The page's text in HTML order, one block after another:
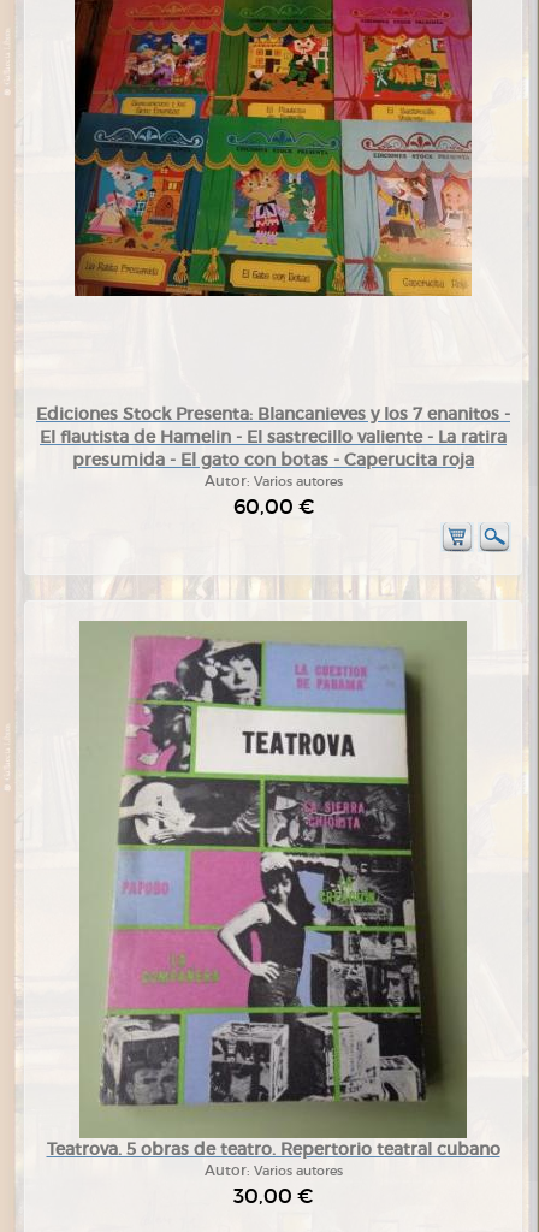
Ediciones Stock Presenta: Blancanieves y los 7 enanitos -
El flautista de Hamelin - El sastrecillo valiente - La ratira
presumida - El gato con botas - Caperucita roja
Autor: Varios autores
60,00 €
Teatrova. 5 obras de teatro. Repertorio teatral cubano
Autor: Varios autores
30,00 €